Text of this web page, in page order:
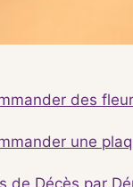
des
une